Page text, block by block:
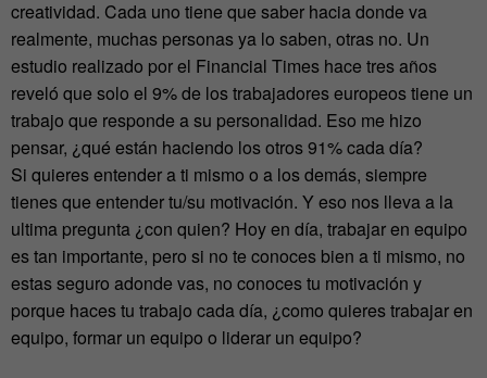
creatividad. Cada uno tiene que saber hacia donde va
realmente, muchas personas ya lo saben, otras no. Un
estudio realizado por el Financial Times hace tres años
reveló que solo el 9% de los trabajadores europeos tiene un
trabajo que responde a su personalidad. Eso me hizo
pensar, ¿qué están haciendo los otros 91% cada día?
Si quieres entender a ti mismo o a los demás, siempre
tienes que entender tu/su motivación. Y eso nos lleva a la
ultima pregunta ¿con quien? Hoy en día, trabajar en equipo
es tan importante, pero si no te conoces bien a ti mismo, no
estas seguro adonde vas, no conoces tu motivación y
porque haces tu trabajo cada día, ¿como quieres trabajar en
equipo, formar un equipo o liderar un equipo?